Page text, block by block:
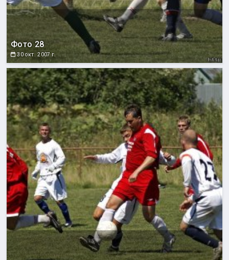
Фото 28
30 окт. 2007 г.